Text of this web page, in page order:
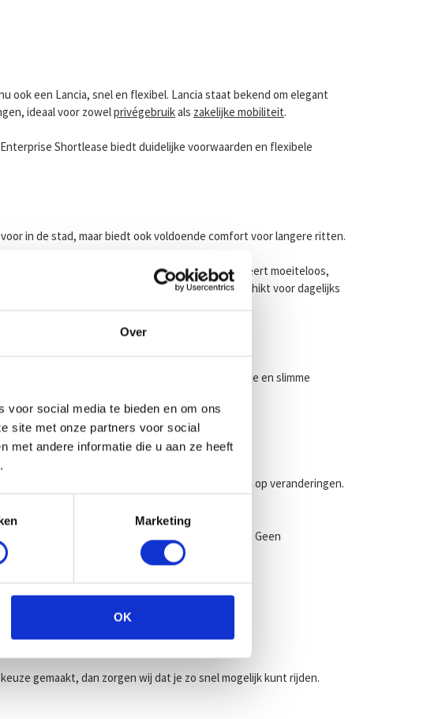
Over
voor social media te bieden en om ons
site met onze partners voor social
met andere informatie die u aan ze heeft
Marketing
OK
ook een Lancia, snel en flexibel. Lancia staat bekend om elegant
ideaal voor zowelprivégebruikals zakelijke mobiliteit.
Shortlease biedt duidelijke voorwaarden en flexibele
in de stad, maar biedt ook voldoende comfort voor langere ritten.
te manoeuvreren in druk stadsverkeer en parkeert moeiteloos,
en praktische indeling is de Ypsilon zeer geschikt voor dagelijks
lijnen en doordacht interieur. Moderne technologie en slimme
over je mobiliteit en kun je eenvoudig inspelen op veranderingen.
en banden zijn inbegrepen in het maandbedrag. Geen
de weg op kunt.
gemaakt, dan zorgen wij dat je zo snel mogelijk kunt rijden.